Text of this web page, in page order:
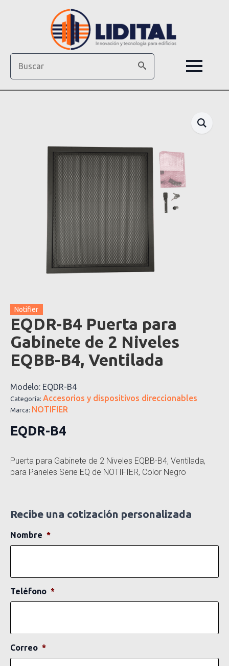
Notifier
EQDR-B4 Puerta para
Gabinete de 2 Niveles
EQBB-B4, Ventilada
Modelo: EQDR-B4
Categoría: Accesorios y dispositivos direccionables
Marca: NOTIFIER
EQDR-B4
Puerta para Gabinete de 2 Niveles EQBB-B4, Ventilada,
para Paneles Serie EQ de NOTIFIER, Color Negro
Recibe una cotización personalizada
Nombre *
Teléfono *
Correo *